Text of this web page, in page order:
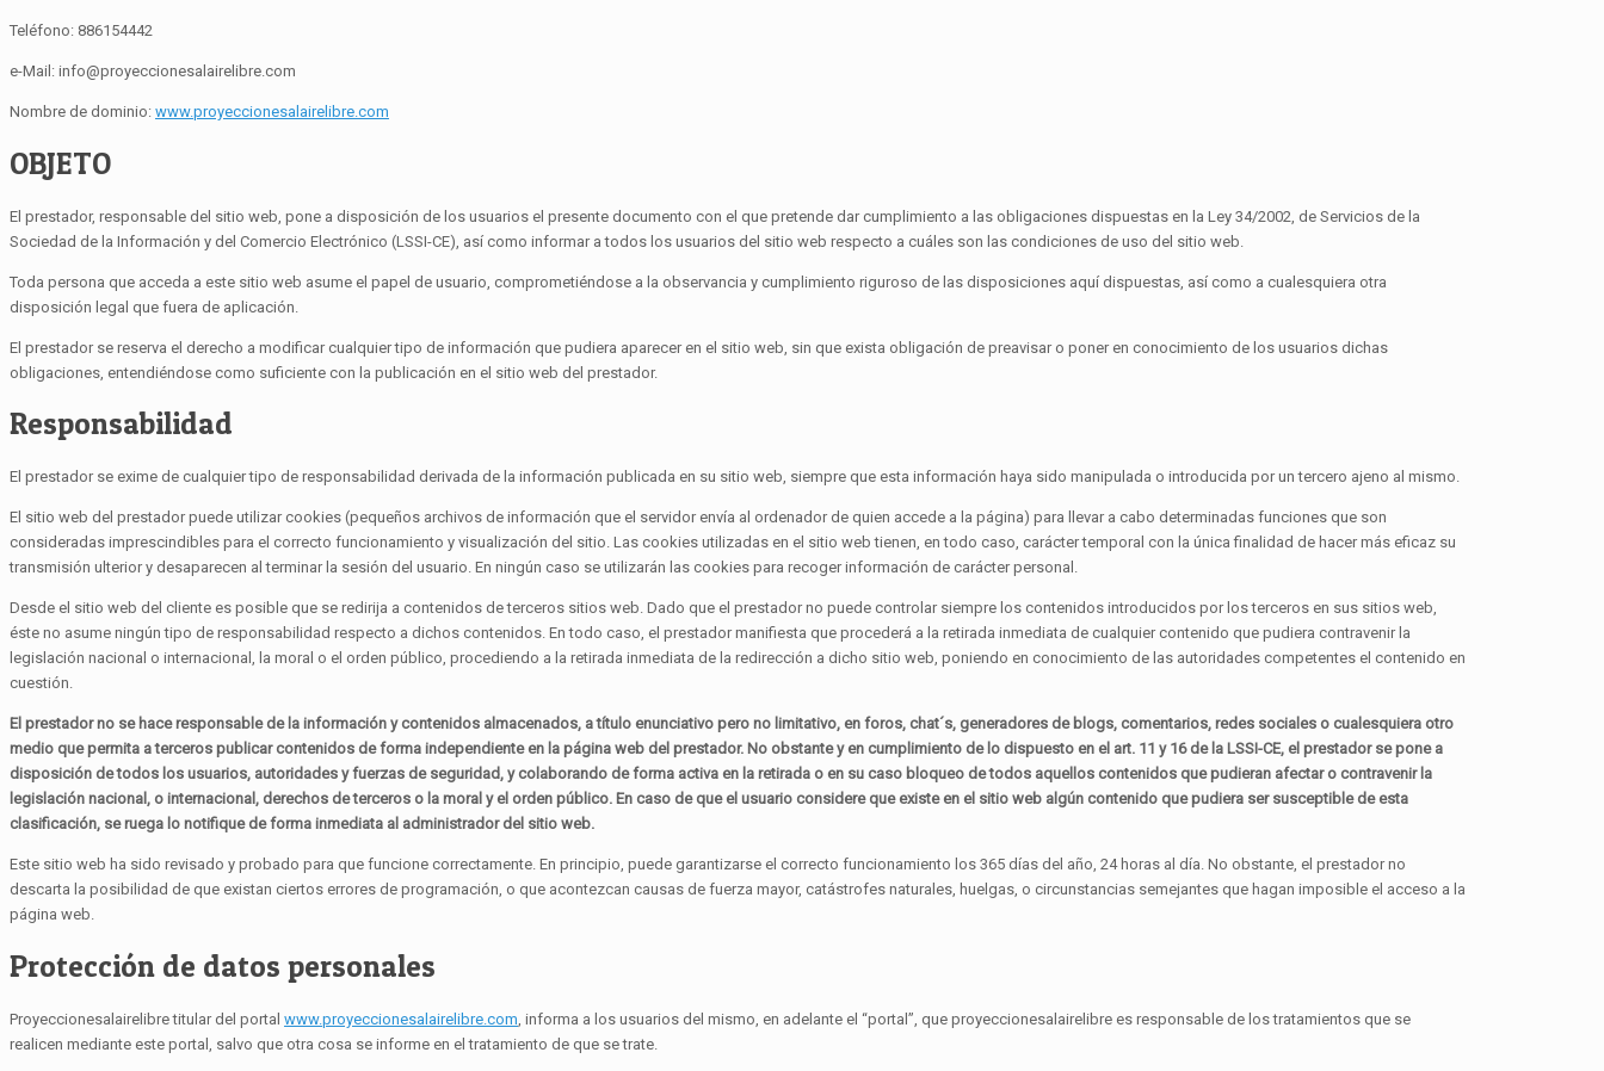
Teléfono: 886154442
e-Mail: info@proyeccionesalairelibre.com
Nombre de dominio: www.proyeccionesalairelibre.com
OBJETO
El prestador, responsable del sitio web, pone a disposición de los usuarios el presente documento con el que pretende dar cumplimiento a las obligaciones dispuestas en la Ley 34/2002, de Servicios de la
Sociedad de la Información y del Comercio Electrónico (LSSI-CE), así como informar a todos los usuarios del sitio web respecto a cuáles son las condiciones de uso del sitio web.
Toda persona que acceda a este sitio web asume el papel de usuario, comprometiéndose a la observancia y cumplimiento riguroso de las disposiciones aquí dispuestas, así como a cualesquiera otra
disposición legal que fuera de aplicación.
El prestador se reserva el derecho a modificar cualquier tipo de información que pudiera aparecer en el sitio web, sin que exista obligación de preavisar o poner en conocimiento de los usuarios dichas
obligaciones, entendiéndose como suficiente con la publicación en el sitio web del prestador.
Responsabilidad
El prestador se exime de cualquier tipo de responsabilidad derivada de la información publicada en su sitio web, siempre que esta información haya sido manipulada o introducida por un tercero ajeno al mismo.
El sitio web del prestador puede utilizar cookies (pequeños archivos de información que el servidor envía al ordenador de quien accede a la página) para llevar a cabo determinadas funciones que son
consideradas imprescindibles para el correcto funcionamiento y visualización del sitio. Las cookies utilizadas en el sitio web tienen, en todo caso, carácter temporal con la única finalidad de hacer más eficaz su
transmisión ulterior y desaparecen al terminar la sesión del usuario. En ningún caso se utilizarán las cookies para recoger información de carácter personal.
Desde el sitio web del cliente es posible que se redirija a contenidos de terceros sitios web. Dado que el prestador no puede controlar siempre los contenidos introducidos por los terceros en sus sitios web,
éste no asume ningún tipo de responsabilidad respecto a dichos contenidos. En todo caso, el prestador manifiesta que procederá a la retirada inmediata de cualquier contenido que pudiera contravenir la
legislación nacional o internacional, la moral o el orden público, procediendo a la retirada inmediata de la redirección a dicho sitio web, poniendo en conocimiento de las autoridades competentes el contenido en
cuestión.
El prestador no se hace responsable de la información y contenidos almacenados, a título enunciativo pero no limitativo, en foros, chat´s, generadores de blogs, comentarios, redes sociales o cualesquiera otro
medio que permita a terceros publicar contenidos de forma independiente en la página web del prestador. No obstante y en cumplimiento de lo dispuesto en el art. 11 y 16 de la LSSI-CE, el prestador se pone a
disposición de todos los usuarios, autoridades y fuerzas de seguridad, y colaborando de forma activa en la retirada o en su caso bloqueo de todos aquellos contenidos que pudieran afectar o contravenir la
legislación nacional, o internacional, derechos de terceros o la moral y el orden público. En caso de que el usuario considere que existe en el sitio web algún contenido que pudiera ser susceptible de esta
clasificación, se ruega lo notifique de forma inmediata al administrador del sitio web.
Este sitio web ha sido revisado y probado para que funcione correctamente. En principio, puede garantizarse el correcto funcionamiento los 365 días del año, 24 horas al día. No obstante, el prestador no
descarta la posibilidad de que existan ciertos errores de programación, o que acontezcan causas de fuerza mayor, catástrofes naturales, huelgas, o circunstancias semejantes que hagan imposible el acceso a la
página web.
Protección de datos personales
Proyeccionesalairelibre titular del portal www.proyeccionesalairelibre.com , informa a los usuarios del mismo, en adelante el “portal”, que proyeccionesalairelibre es responsable de los tratamientos que se
realicen mediante este portal, salvo que otra cosa se informe en el tratamiento de que se trate.